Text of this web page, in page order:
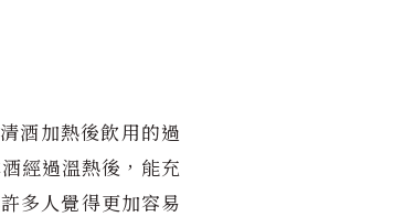
酒加熱後飲用的過
經過溫熱後，能充
多人覺得更加容易